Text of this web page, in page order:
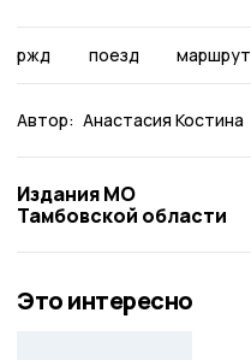
ржд поезд маршрут
Автор: Анастасия Костина
Издания МО
Тамбовской области
Это интересно